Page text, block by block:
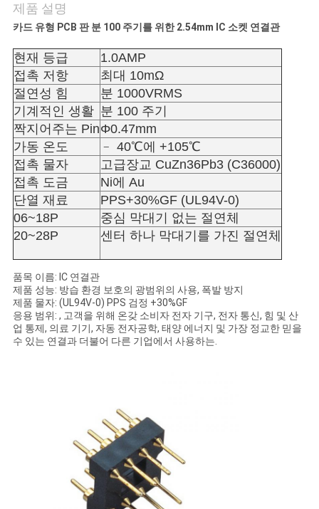
요
청
하
다
사
이
트
맵
PRIVACY
POLICY
제품 설명
카드 유형 PCB 판 분 100 주기를 위한 2.54mm IC 소켓 연결관
현재 등급
1.0AMP
접촉 저항
최대 10mΩ
절연성 힘
분 1000VRMS
기계적인 생활 분 100 주기
짝지어주는 PinΦ0.47mm
가동 온도
﹣ 40℃에 +105℃
접촉 물자
고급장교 CuZn36Pb3 (C36000)
접촉 도금
Ni에 Au
단열 재료
PPS+30%GF (UL94V-0)
06~18P
중심 막대기 없는 절연체
20~28P
센터 하나 막대기를 가진 절연체
품목 이름: IC 연결관
제품 성능: 방습 환경 보호의 광범위의 사용, 폭발 방지
제품 물자: (UL94V-0) PPS 검정 +30%GF
응용 범위: , 고객을 위해 온갖 소비자 전자 기구, 전자 통신, 힘 및 산
업 통제, 의료 기기, 자동 전자공학, 태양 에너지 및 가장 정교한 믿을
수 있는 연결과 더불어 다른 기업에서 사용하는.